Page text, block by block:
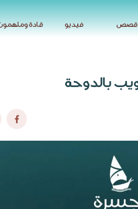
قصص فيديو قادة
بالدوحة